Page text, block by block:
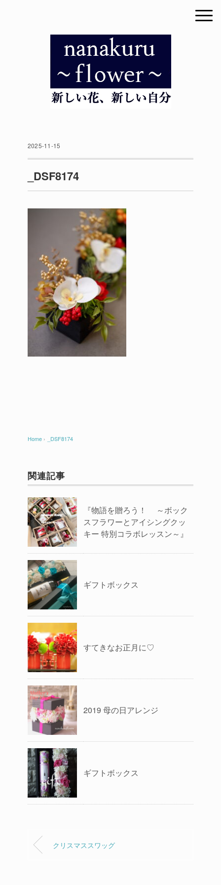
2025-11-15
_DSF8174
Home › _DSF8174
関連記事
『物語を贈ろう！ ～ボック
スフラワーとアイシングクッ
キー 特別コラボレッスン～』
ギフトボックス
すてきなお正月に♡
2019 母の日アレンジ
ギフトボックス
クリスマススワッグ